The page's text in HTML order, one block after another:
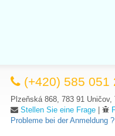
(+420) 585 051
Plzeňská 868, 783 91
Stellen Sie eine Frage |
Probleme bei der Anmeldung ?